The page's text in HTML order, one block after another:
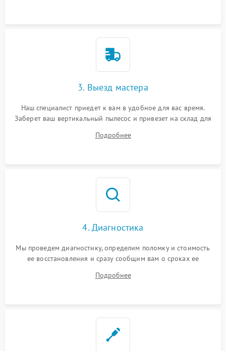
3. Выезд мастера
Наш специалист приедет к вам в удобное для вас время.
Заберет ваш вертикальный пылесос и привезет на склад для
Подробнее
4. Диагностика
Мы проведем диагностику, определим поломку и стоимость
ее восстановления и сразу сообщим вам о сроках ее
Подробнее